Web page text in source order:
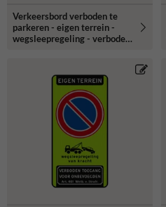
Verkeersbord verboden te
parkeren - eigen terrein -
wegsleepregeling - verboden